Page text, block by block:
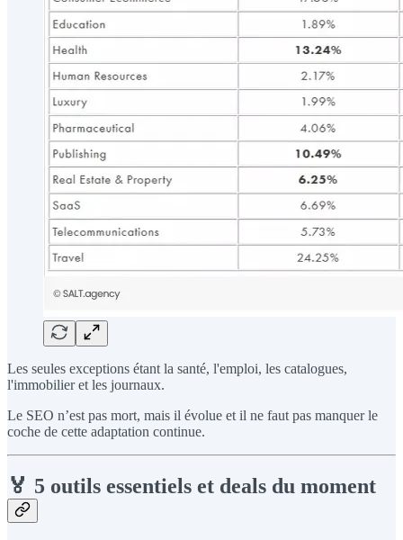
Les seules exceptions étant la santé, l'emploi, les catalogues,
l'immobilier et les journaux.
Le SEO n’est pas mort, mais il évolue et il ne faut pas manquer le
coche de cette adaptation continue.
🏅 5 outils essentiels et deals du moment